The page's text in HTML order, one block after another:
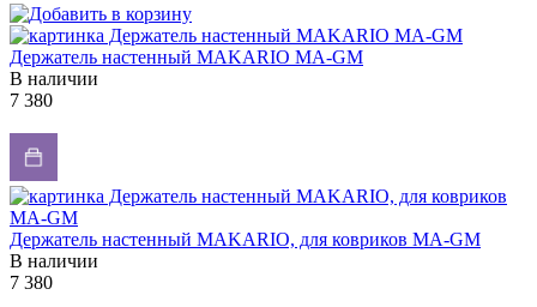
Держатель настенный MAKARIO MA-GM
В наличии
7 380
Держатель настенный MAKARIO, для ковриков MA-GM
В наличии
7 380